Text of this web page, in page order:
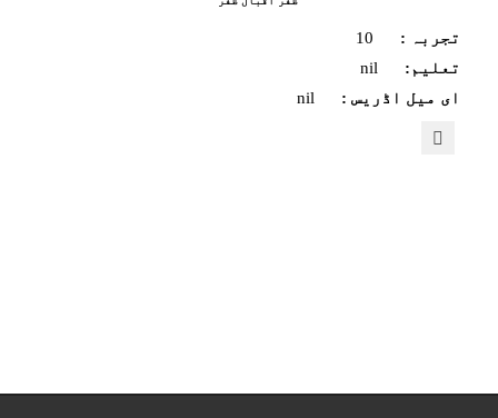
تجربہ :
تعلیم:
ای میل اڈریس :